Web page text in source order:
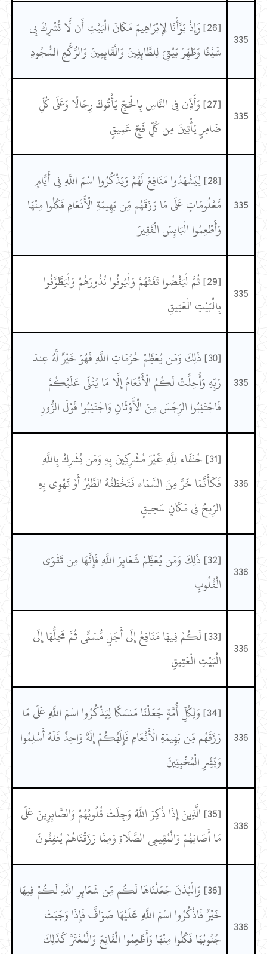
335
[26] وَإِذْ بَوَّأْنَا لِإِبْرَاهِيمَ مَكَانَ الْبَيْتِ أَن لَّا تُشْرِكْ بِي
شَيْئًا وَطَهِّرْ بَيْتِيَ لِلطَّائِفِينَ وَالْقَائِمِينَ وَالرُّكَّعِ السُّجُودِ
335
[27] وَأَذِّن فِي النَّاسِ بِالْحَجِّ يَأْتُوكَ رِجَالًا وَعَلَى كُلِّ
ضَامِرٍ يَأْتِينَ مِن كُلِّ فَجٍّ عَمِيقٍ
335
[28] لِيَشْهَدُوا مَنَافِعَ لَهُمْ وَيَذْكُرُوا اسْمَ اللَّهِ فِي أَيَّامٍ
مَّعْلُومَاتٍ عَلَى مَا رَزَقَهُم مِّن بَهِيمَةِ الْأَنْعَامِ فَكُلُوا مِنْهَا
وَأَطْعِمُوا الْبَائِسَ الْفَقِيرَ
335
[29] ثُمَّ لْيَقْضُوا تَفَثَهُمْ وَلْيُوفُوا نُذُورَهُمْ وَلْيَطَّوَّفُوا
بِالْبَيْتِ الْعَتِيقِ
335
[30] ذَلِكَ وَمَن يُعَظِّمْ حُرُمَاتِ اللَّهِ فَهُوَ خَيْرٌ لَّهُ عِندَ
رَبِّهِ وَأُحِلَّتْ لَكُمُ الْأَنْعَامُ إِلَّا مَا يُتْلَى عَلَيْكُمْ
فَاجْتَنِبُوا الرِّجْسَ مِنَ الْأَوْثَانِ وَاجْتَنِبُوا قَوْلَ الزُّورِ
336
[31] حُنَفَاء لِلَّهِ غَيْرَ مُشْرِكِينَ بِهِ وَمَن يُشْرِكْ بِاللَّهِ
فَكَأَنَّمَا خَرَّ مِنَ السَّمَاء فَتَخْطَفُهُ الطَّيْرُ أَوْ تَهْوِي بِهِ
الرِّيحُ فِي مَكَانٍ سَحِيقٍ
336
[32] ذَلِكَ وَمَن يُعَظِّمْ شَعَائِرَ اللَّهِ فَإِنَّهَا مِن تَقْوَى
الْقُلُوبِ
336
[33] لَكُمْ فِيهَا مَنَافِعُ إِلَى أَجَلٍ مُّسَمًّى ثُمَّ مَحِلُّهَا إِلَى
الْبَيْتِ الْعَتِيقِ
336
[34] وَلِكُلِّ أُمَّةٍ جَعَلْنَا مَنسَكًا لِيَذْكُرُوا اسْمَ اللَّهِ عَلَى مَا
رَزَقَهُم مِّن بَهِيمَةِ الْأَنْعَامِ فَإِلَهُكُمْ إِلَهٌ وَاحِدٌ فَلَهُ أَسْلِمُوا
وَبَشِّرِ الْمُخْبِتِينَ
336
[35] الَّذِينَ إِذَا ذُكِرَ اللَّهُ وَجِلَتْ قُلُوبُهُمْ وَالصَّابِرِينَ عَلَى
مَا أَصَابَهُمْ وَالْمُقِيمِي الصَّلَاةِ وَمِمَّا رَزَقْنَاهُمْ يُنفِقُونَ
336
[36] وَالْبُدْنَ جَعَلْنَاهَا لَكُم مِّن شَعَائِرِ اللَّهِ لَكُمْ فِيهَا
خَيْرٌ فَاذْكُرُوا اسْمَ اللَّهِ عَلَيْهَا صَوَافَّ فَإِذَا وَجَبَتْ
جُنُوبُهَا فَكُلُوا مِنْهَا وَأَطْعِمُوا الْقَانِعَ وَالْمُعْتَرَّ كَذَلِكَ